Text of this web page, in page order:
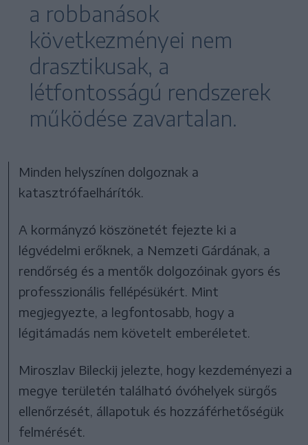
a robbanások
következményei nem
drasztikusak, a
létfontosságú rendszerek
működése zavartalan.
Minden helyszínen dolgoznak a
katasztrófaelhárítók.
A kormányzó köszönetét fejezte ki a
légvédelmi erőknek, a Nemzeti Gárdának, a
rendőrség és a mentők dolgozóinak gyors és
professzionális fellépésükért. Mint
megjegyezte, a legfontosabb, hogy a
légitámadás nem követelt emberéletet.
Miroszlav Bileckij jelezte, hogy kezdeményezi a
megye területén található óvóhelyek sürgős
ellenőrzését, állapotuk és hozzáférhetőségük
felmérését.